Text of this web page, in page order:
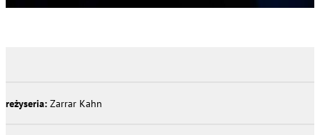
reżyseria: Zarrar Kahn